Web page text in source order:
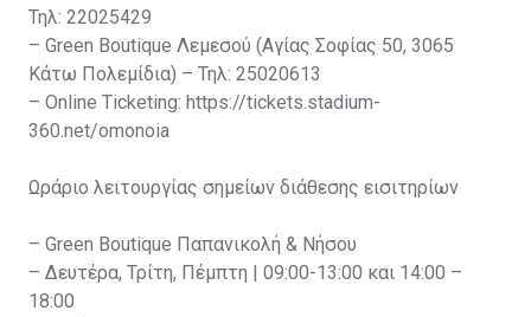
Τηλ: 22025429
– Green Boutique Λεμεσού (Αγίας Σοφίας 50, 3065
Κάτω Πολεμίδια) – Τηλ: 25020613
– Online Ticketing: https://tickets.stadium-
360.net/omonoia
Ωράριο λειτουργίας σημείων διάθεσης εισιτηρίων
– Green Boutique Παπανικολή & Νήσου
– Δευτέρα, Τρίτη, Πέμπτη | 09:00-13:00 και 14:00 –
18:00